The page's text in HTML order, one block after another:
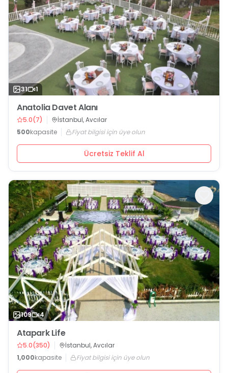
31 1
Anatolia Davet Alanı
5.0(7)
İstanbul, Avcılar
500kapasite Fiyat bilgisi için üye olun
Ücretsiz Teklif Al
109 4
Atapark Life
5.0(350)
İstanbul, Avcılar
1,000kapasite Fiyat bilgisi için üye olun